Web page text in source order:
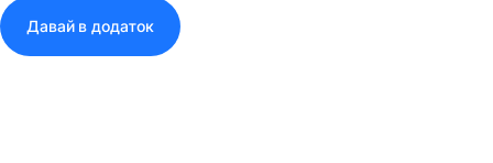
Давай в додаток